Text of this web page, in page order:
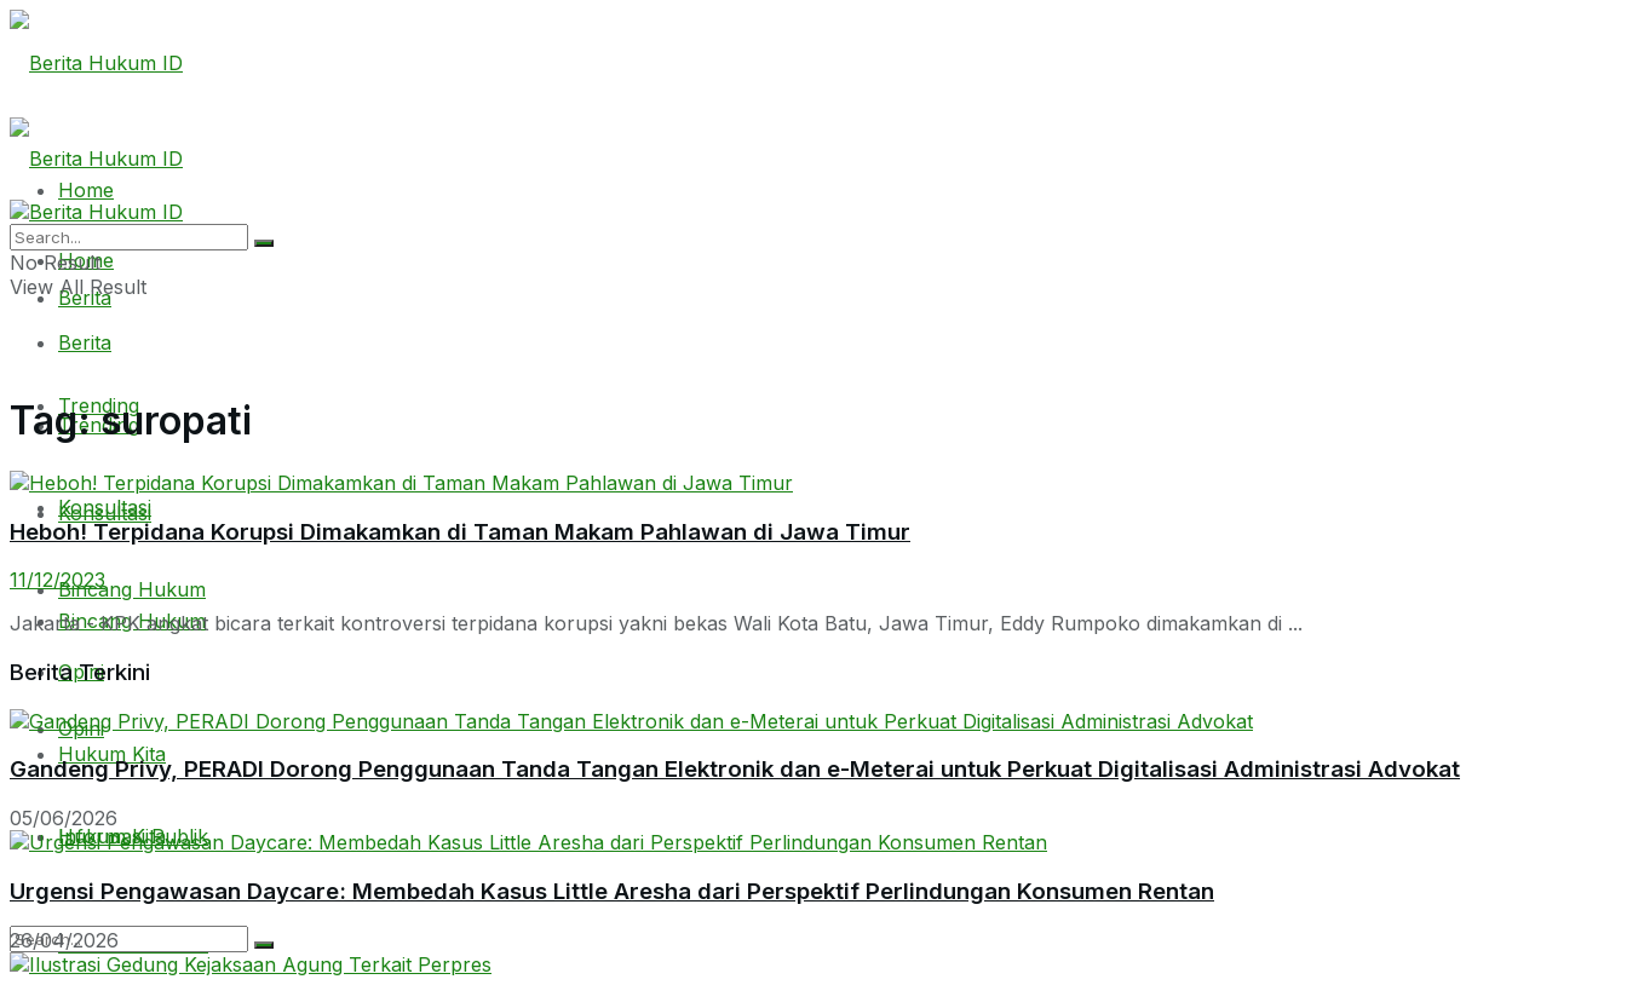
Home
Berita
Trending
Konsultasi
Bincang Hukum
Opini
Hukum Kita
Informasi Publik
Home
Berita
Trending
Konsultasi
Bincang Hukum
Opini
Hukum Kita
Informasi Publik
No Result
View All Result
Tag:suropati
Heboh! Terpidana Korupsi Dimakamkan di Taman Makam Pahlawan di Jawa Timur
11/12/2023
Jakarta - KPK angkat bicara terkait kontroversi terpidana korupsi yakni bekas Wali Kota Batu, Jawa Timur, Eddy Rumpoko dimakamkan di ...
Berita Terkini
Gandeng Privy, PERADI Dorong Penggunaan Tanda Tangan Elektronik dan e-Meterai untuk Perkuat Digitalisasi Administrasi Advokat
05/06/2026
Urgensi Pengawasan Daycare: Membedah Kasus Little Aresha dari Perspektif Perlindungan Konsumen Rentan
26/04/2026